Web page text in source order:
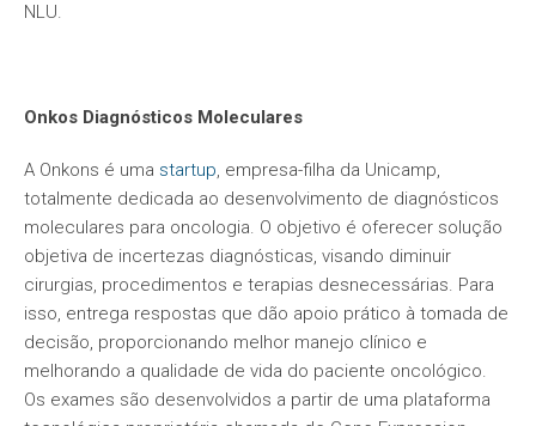
NLU.
Onkos Diagnósticos Moleculares
A Onkons é uma startup, empresa-filha da Unicamp,
totalmente dedicada ao desenvolvimento de diagnósticos
moleculares para oncologia. O objetivo é oferecer solução
objetiva de incertezas diagnósticas, visando diminuir
cirurgias, procedimentos e terapias desnecessárias. Para
isso, entrega respostas que dão apoio prático à tomada de
decisão, proporcionando melhor manejo clínico e
melhorando a qualidade de vida do paciente oncológico.
Os exames são desenvolvidos a partir de uma plataforma